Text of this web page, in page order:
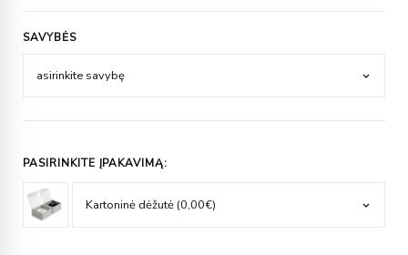
SAVYBĖS
PASIRINKITE ĮPAKAVIMĄ: